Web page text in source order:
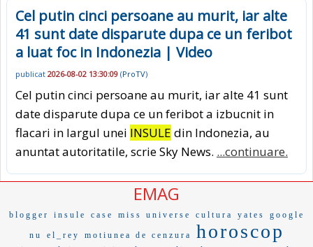
Cel putin cinci persoane au murit, iar alte
41 sunt date disparute dupa ce un feribot
a luat foc in Indonezia | Video
publicat 2026-08-02 13:30:09 (ProTV)
Cel putin cinci persoane au murit, iar alte 41 sunt
date disparute dupa ce un feribot a izbucnit in
flacari in largul unei INSULE din Indonezia, au
anuntat autoritatile, scrie Sky News. ...continuare.
EMAG
blogger insule case miss universe cultura yates google
nu el_rey motiunea de cenzura horoscop